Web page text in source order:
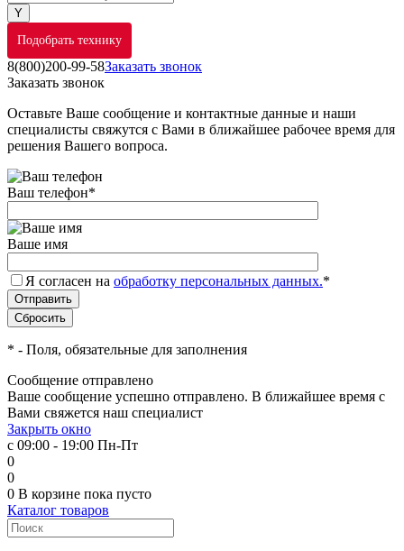
Подобрать технику
8(800)200-99-58Заказать звонок
Заказать звонок
Оставьте Ваше сообщение и контактные данные и наши
специалисты свяжутся с Вами в ближайшее рабочее время для
решения Вашего вопроса.
Ваш телефон*
Ваше имя
Я согласен на обработку персональных данных.*
* - Поля, обязательные для заполнения
Сообщение отправлено
Ваше сообщение успешно отправлено. В ближайшее время с
Вами свяжется наш специалист
Закрыть окно
с 09:00 - 19:00 Пн-Пт
0
0
0 В корзине пока пусто
Каталог товаров